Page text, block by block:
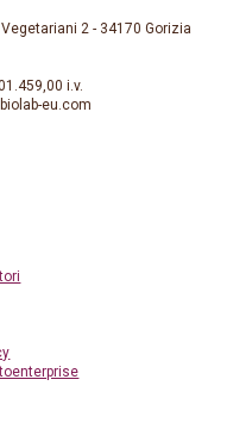
2 - 34170 Gorizia
i.v.
eu.com